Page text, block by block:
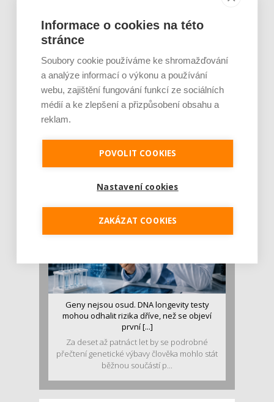
Je jen pro sportovce, přiberu po něm a ve
v oblasti zdraví, výživy i dlouhověkosti. Přesto
se o ně...
Geny nejsou osud. DNA longevity testy
mohou odhalit rizika dříve, než se objeví
první [...]
Za deset až patnáct let by se podrobné
přečtení genetické výbavy člověka mohlo stát
běžnou součástí p...
Informace o cookies na této
stránce
Soubory cookie používáme ke shromažďování
a analýze informací o výkonu a používání
webu, zajištění fungování funkcí ze sociálních
médií a ke zlepšení a přizpůsobení obsahu a
reklam.
POVOLIT COOKIES
Nastavení cookies
ZAKÁZAT COOKIES